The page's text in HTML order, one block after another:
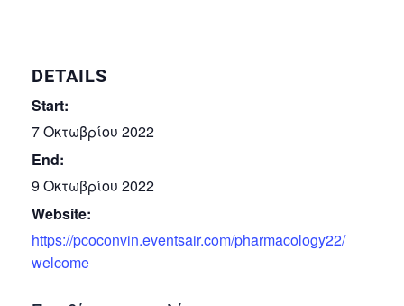
DETAILS
Start:
7 Οκτωβρίου 2022
End:
9 Οκτωβρίου 2022
Website:
https://pcoconvin.eventsair.com/pharmacology22/
welcome